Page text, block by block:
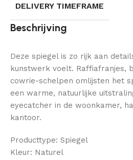
DELIVERY TIMEFRAME
Beschrijving
Deze spiegel is zo rijk aan
kunstwerk voelt. Raffiafranjes,
cowrie-schelpen omlijsten het
een warme, natuurlijke
eyecatcher in de woonkamer,
kantoor.
Producttype: Spiegel
Kleur: Naturel